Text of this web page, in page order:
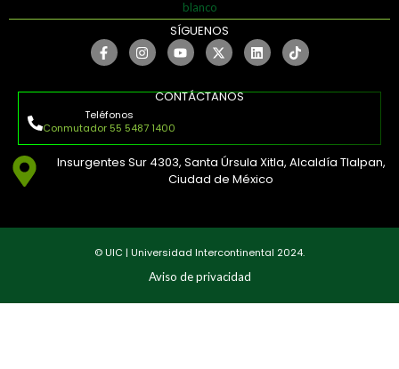
SÍGUENOS
CONTÁCTANOS
Teléfonos
Conmutador 55 5487 1400
Insurgentes Sur 4303, Santa Úrsula Xitla, Alcaldía Tlalpan,
Ciudad de México
© UIC | Universidad Intercontinental 2024.
Aviso de privacidad